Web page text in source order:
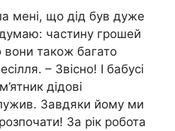
мені, що дід був дуже
частину грошей
вони також багато
– Звісно! І бабусі
дідові
Завдяки йому ми
За рік робота